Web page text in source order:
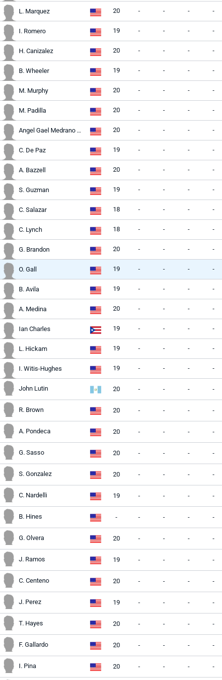
L. Marquez 20 - - - -
I. Romero 19 - - - -
H. Canizalez 20 - - - -
B. Wheeler 19 - - - -
M. Murphy 20 - - - -
M. Padilla 20 - - - -
Angel Gael Medrano Mayorga 20 - - - -
C. De Paz 19 - - - -
A. Bazzell 20 - - - -
S. Guzman 19 - - - -
C. Salazar 18 - - - -
C. Lynch 18 - - - -
G. Brandon 20 - - - -
O. Gall 19 - - - -
B. Avila 19 - - - -
A. Medina 20 - - - -
Ian Charles 19 - - - -
L. Hickam 19 - - - -
I. Witis-Hughes 19 - - - -
John Lutin 20 - - - -
R. Brown 20 - - - -
A. Pondeca 20 - - - -
G. Sasso 20 - - - -
S. Gonzalez 20 - - - -
C. Nardelli 19 - - - -
B. Hines - - - - -
G. Olvera 20 - - - -
J. Ramos 19 - - - -
C. Centeno 20 - - - -
J. Perez 19 - - - -
T. Hayes 20 - - - -
F. Gallardo 20 - - - -
I. Pina 20 - - - -